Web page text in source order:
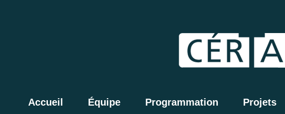
Accueil Équipe Programmation Projets